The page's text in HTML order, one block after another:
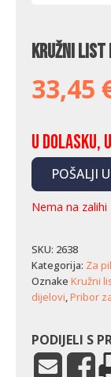
Kružni list
33,45
U dolasku,
POŠALJI
Nema na zalihi
SKU: 2638
Kategorija: Za
Oznake Kružni
dijelovi,Pribor
PODIJELI S